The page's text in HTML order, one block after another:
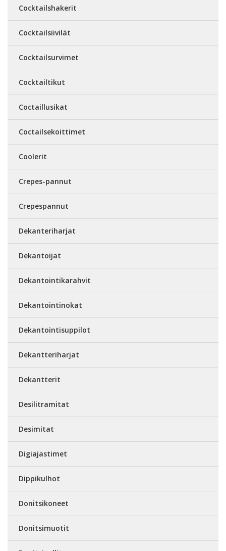
Cocktailshakerit
Cocktailsiivilät
Cocktailsurvimet
Cocktailtikut
Coctaillusikat
Coctailsekoittimet
Coolerit
Crepes-pannut
Crepespannut
Dekanteriharjat
Dekantoijat
Dekantointikarahvit
Dekantointinokat
Dekantointisuppilot
Dekantteriharjat
Dekantterit
Desilitramitat
Desimitat
Digiajastimet
Dippikulhot
Donitsikoneet
Donitsimuotit